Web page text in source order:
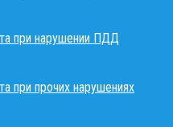
при нарушении ПДД
при прочих нарушениях